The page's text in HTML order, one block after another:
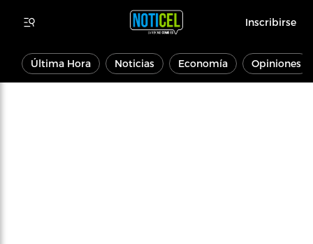
Inscribirse
Última Hora Noticias Economía Opiniones